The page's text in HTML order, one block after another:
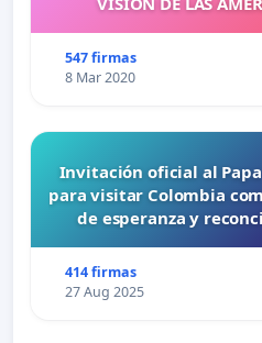
547 firmas
8 Mar 2020
Invitación oficial al Papa
para visitar Colombia
de esperanza y
414 firmas
27 Aug 2025